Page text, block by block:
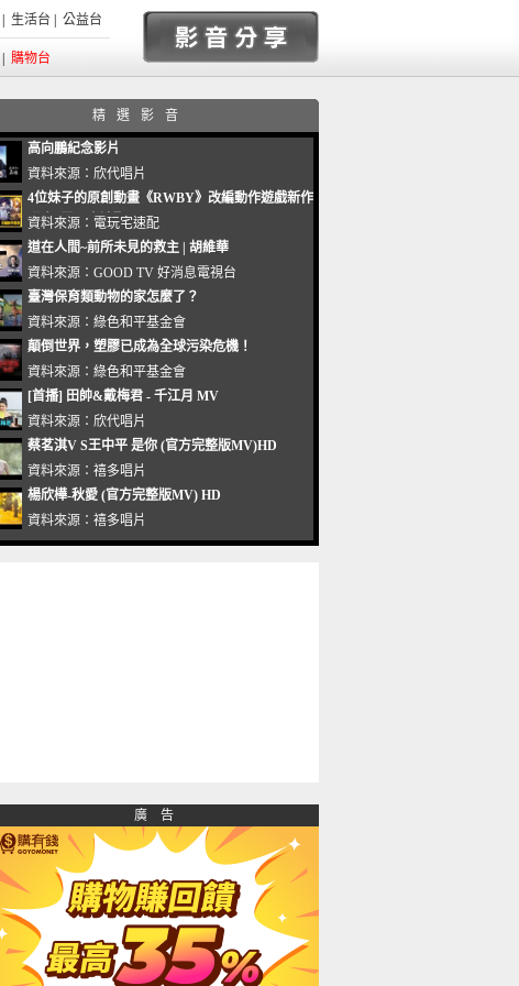
生活台 公益台
購物台
精選影音
高向鵬紀念影片
資料來源： 欣代唱片
4位妹子的原創動畫《RWBY》改編動作遊戲新作
曝光_電玩宅速配20221102
資料來源： 電玩宅速配
道在人間~前所未見的救主 | 胡維華
資料來源： GOOD TV 好消息電視台
臺灣保育類動物的家怎麼了？
資料來源： 綠色和平基金會
顛倒世界，塑膠已成為全球污染危機！
資料來源： 綠色和平基金會
[首播] 田帥&戴梅君 - 千江月 MV
資料來源： 欣代唱片
蔡茗淇V S王中平 是你 (官方完整版MV)HD
資料來源： 禧多唱片
楊欣樺-秋愛 (官方完整版MV) HD
資料來源： 禧多唱片
廣 告